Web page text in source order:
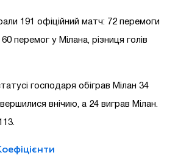
191 офіційний матч: 72 перемоги
60 перемог у Мілана, різниця голів
господаря обіграв Мілан 34
внічию, а 24 виграв Мілан.